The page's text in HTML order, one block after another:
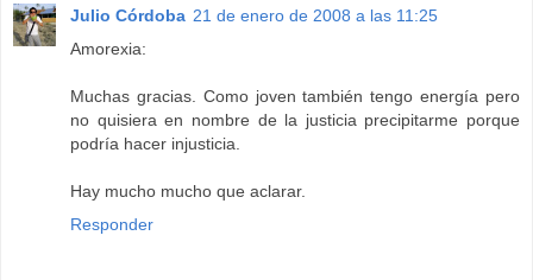
Julio Córdoba 21 de enero de 2008 a las 11:25
Amorexia:
Muchas gracias. Como joven también tengo energía pero
no quisiera en nombre de la justicia precipitarme porque
podría hacer injusticia.
Hay mucho mucho que aclarar.
Responder